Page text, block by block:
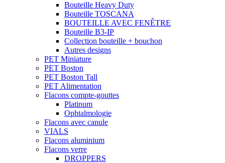
Bouteille Heavy Duty
Bouteille TOSCANA
BOUTEILLE AVEC FENÊTRE
Bouteille B3-IP
Collection bouteille + bouchon
Autres designs
PET Miniature
PET Boston
PET Boston Tall
PET Alimentation
Flacons compte-gouttes
Platinum
Ophtalmologie
Flacons avec canule
VIALS
Flacons aluminium
Flacons verre
DROPPERS